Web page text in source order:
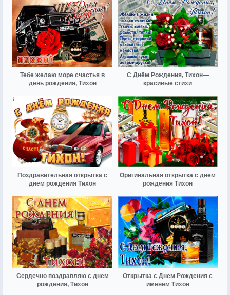
Тебе желаю море счастья в
день рождения, Тихон
С Днём Рождения, Тихон—
красивые стихи
Поздравительная открытка с
днем рождения Тихон
Оригинальная открытка с днем
рождения Тихон
Сердечно поздравляю с днем
рождения, Тихон
Открытка с Днем Рождения с
именем Тихон